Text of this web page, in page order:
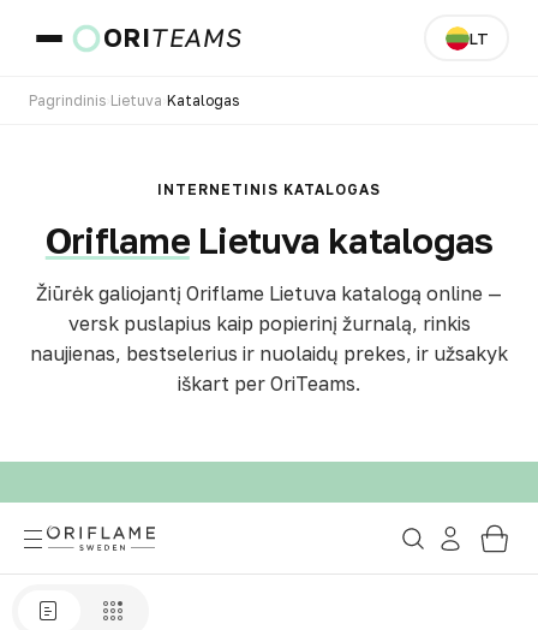
ORITEAMS LT
EITI
Pagrindinis Lietuva Katalogas
INTERNETINIS KATALOGAS
OriflameLietuva katalogas
Žiūrėk galiojantį Oriflame Lietuva katalogą online —
versk puslapius kaip popierinį žurnalą, rinkis
naujienas, bestselerius ir nuolaidų prekes, ir užsakyk
iškart per OriTeams.